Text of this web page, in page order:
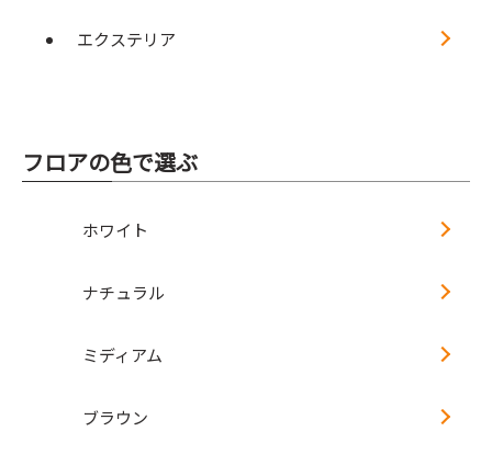
エクステリア
フロアの色で選ぶ
ホワイト
ナチュラル
ミディアム
ブラウン